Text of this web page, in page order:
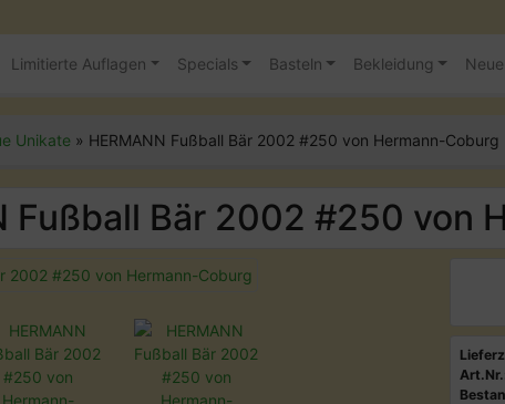
Limitierte Auflagen Specials Basteln Bekleidung
Unikate » HERMANN Fußball Bär 2002 #250 von Hermann-Coburg
Fußball Bär 2002 #250 von